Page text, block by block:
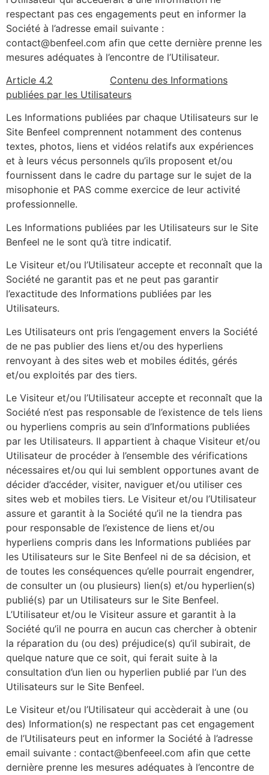
respectant pas ces engagements peut en informer la
Société à l’adresse email suivante :
contact@benfeel.com afin que cette dernière prenne les
mesures adéquates à l’encontre de l’Utilisateur.
Article 4.2
Contenu des Informations
publiées par les Utilisateurs
Les Informations publiées par chaque Utilisateurs sur le
Site Benfeel comprennent notamment des contenus
textes, photos, liens et vidéos relatifs aux expériences
et à leurs vécus personnels qu’ils proposent et/ou
fournissent dans le cadre du partage sur le sujet de la
misophonie et PAS comme exercice de leur activité
professionnelle.
Les Informations publiées par les Utilisateurs sur le Site
Benfeel ne le sont qu’à titre indicatif.
Le Visiteur et/ou l’Utilisateur accepte et reconnaît que la
Société ne garantit pas et ne peut pas garantir
l’exactitude des Informations publiées par les
Utilisateurs.
Les Utilisateurs ont pris l’engagement envers la Société
de ne pas publier des liens et/ou des hyperliens
renvoyant à des sites web et mobiles édités, gérés
et/ou exploités par des tiers.
Le Visiteur et/ou l’Utilisateur accepte et reconnaît que la
Société n’est pas responsable de l’existence de tels liens
ou hyperliens compris au sein d’Informations publiées
par les Utilisateurs. Il appartient à chaque Visiteur et/ou
Utilisateur de procéder à l’ensemble des vérifications
nécessaires et/ou qui lui semblent opportunes avant de
décider d’accéder, visiter, naviguer et/ou utiliser ces
sites web et mobiles tiers. Le Visiteur et/ou l’Utilisateur
assure et garantit à la Société qu’il ne la tiendra pas
pour responsable de l’existence de liens et/ou
hyperliens compris dans les Informations publiées par
les Utilisateurs sur le Site Benfeel ni de sa décision, et
de toutes les conséquences qu’elle pourrait engendrer,
de consulter un (ou plusieurs) lien(s) et/ou hyperlien(s)
publié(s) par un Utilisateurs sur le Site Benfeel.
L’Utilisateur et/ou le Visiteur assure et garantit à la
Société qu’il ne pourra en aucun cas chercher à obtenir
la réparation du (ou des) préjudice(s) qu’il subirait, de
quelque nature que ce soit, qui ferait suite à la
consultation d’un lien ou hyperlien publié par l‘un des
Utilisateurs sur le Site Benfeel.
Le Visiteur et/ou l’Utilisateur qui accèderait à une (ou
des) Information(s) ne respectant pas cet engagement
de l’Utilisateurs peut en informer la Société à l’adresse
email suivante : contact@benfeeel.com afin que cette
dernière prenne les mesures adéquates à l’encontre de